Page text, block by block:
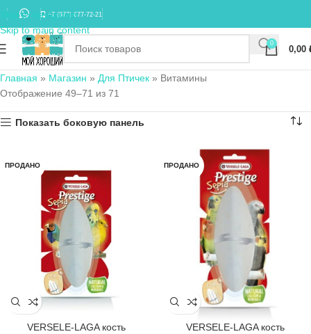
Skip to navigation
Skip to main content
+7 (977) 677-72-21
0
0,00
Главная » Магазин » Для Птичек » Витамины
Отображение 49–71 из 71
Показать боковую панель
ПРОДАНО
VERSELE-LAGA кость
ПРОДАНО
VERSELE-LAGA кость